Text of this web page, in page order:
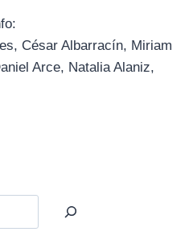
César Albarracín, Miriam
Arce, Natalia Alaniz,